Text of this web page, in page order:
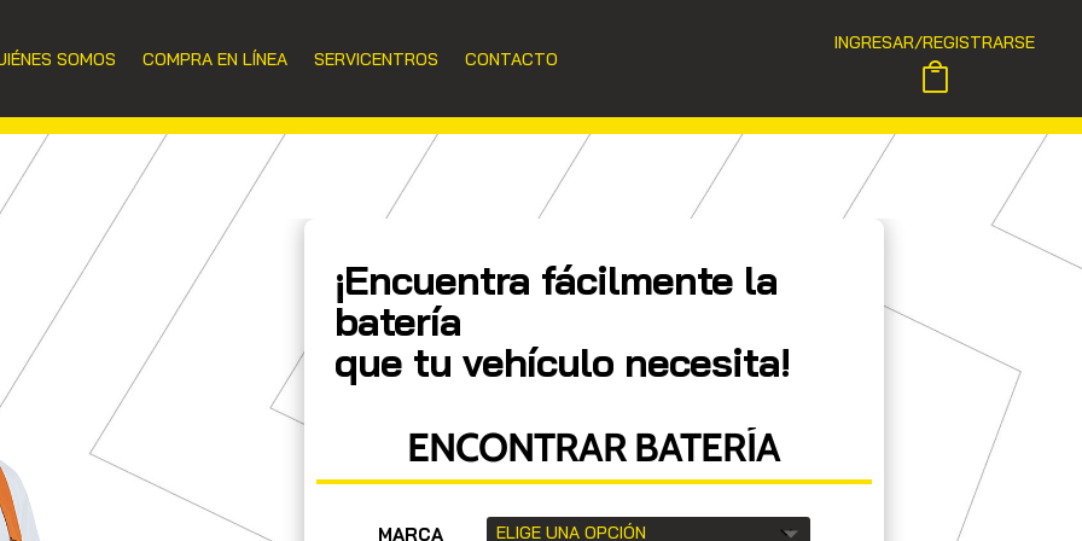
SOMOS COMPRA EN LÍNEA SERVICENTROS CONTACTO
INGRESAR/REGISTRARSE
¡Encuentra fácilmente la
batería
que tu vehículo necesita!
ENCONTRAR BATERÍA
MARCA